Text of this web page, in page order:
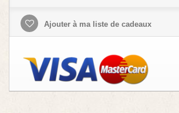
Ajouter à ma liste de cadeaux